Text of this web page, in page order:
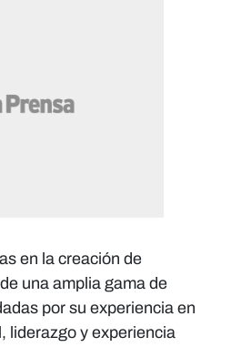
en la creación de
una amplia gama de
por su experiencia en
liderazgo y experiencia